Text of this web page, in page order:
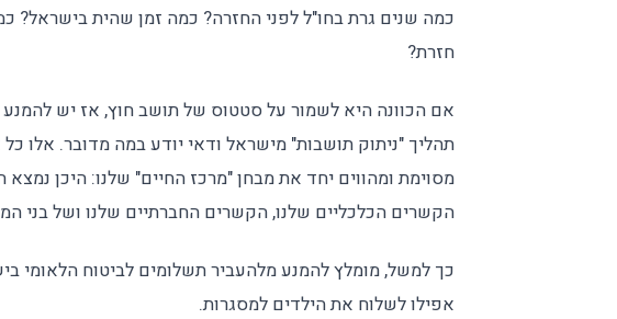
כמה שנים גרת בחו"ל לפני החזרה? כמה זמן שהית בישראל?
חזרת?
אם הכוונה היא לשמור על סטטוס של תושב חוץ, אז יש
תהליך "ניתוק תושבות" מישראל ודאי יודע במה מדובר. אלו
מסוימת ומהווים יחד את מבחן "מרכז החיים" שלנו: היכן
הקשרים הכלכליים שלנו, הקשרים החברתיים שלנו ושל בני
כך למשל, מומלץ להמנע מלהעביר תשלומים לביטוח הלאומי
אפילו לשלוח את הילדים למסגרות.